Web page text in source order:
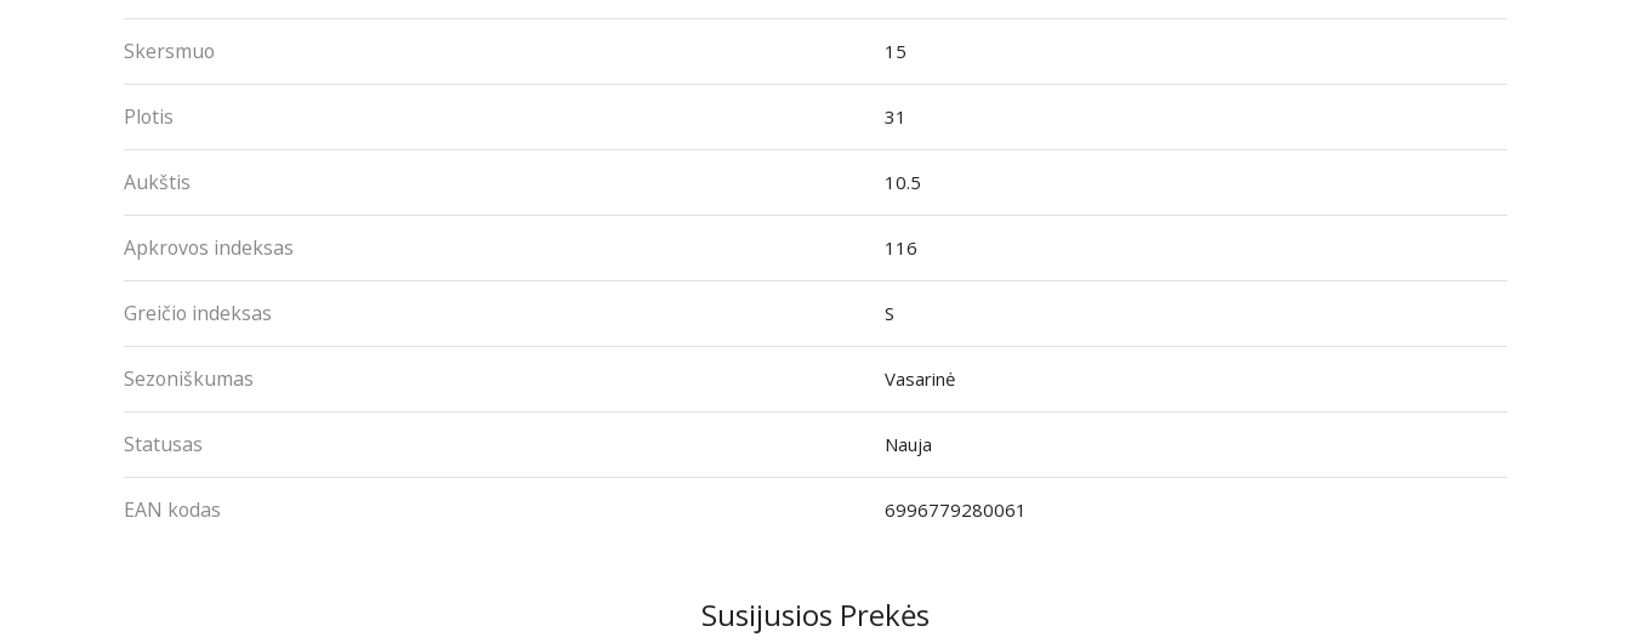
Skersmuo 15
Plotis 31
Aukštis 10.5
Apkrovos indeksas 116
Greičio indeksas S
Sezoniškumas Vasarinė
Statusas Nauja
EAN kodas 6996779280061
Susijusios Prekės